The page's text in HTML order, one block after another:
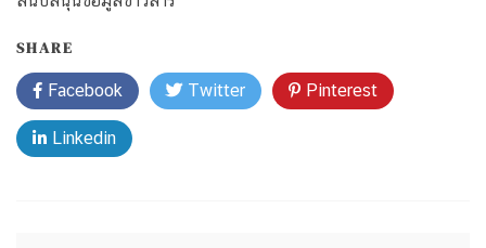
SHARE
Facebook Twitter Pinterest
Linkedin